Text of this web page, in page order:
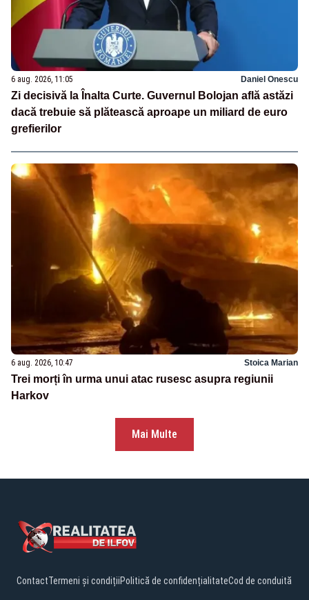
6 aug. 2026, 11:05 Daniel Onescu
Zi decisivă la Înalta Curte. Guvernul Bolojan află astăzi
dacă trebuie să plătească aproape un miliard de euro
grefierilor
6 aug. 2026, 10:47 Stoica Marian
Trei morți în urma unui atac rusesc asupra regiunii
Harkov
Mai Multe
ContactTermeni și condițiiPolitică de confidențialitateCod de conduită